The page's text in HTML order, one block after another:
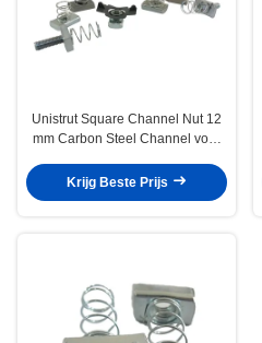
Unistrut Square Channel Nut 12
mm Carbon Steel Channel voor
Krijg Beste Prijs